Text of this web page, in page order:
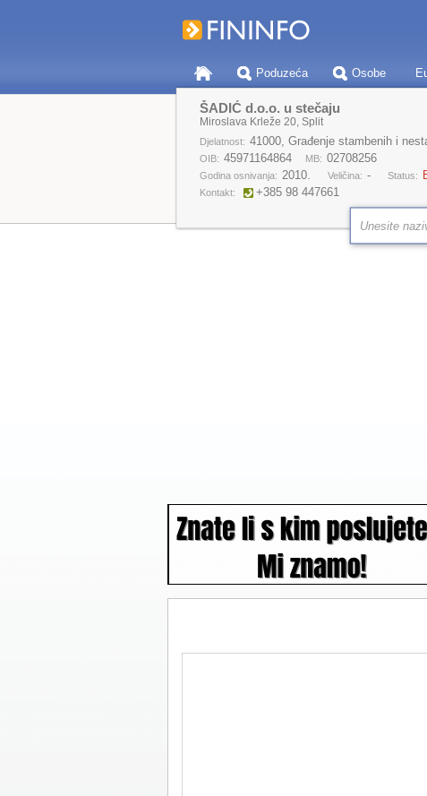
Poduzeća Osobe
ŠADIĆ d.o.o. u stečaju
Miroslava Krleže 20, Split
Djelatnost: 41000, Građenje stambenih i
OIB: 45971164864 MB: 02708256
Godina osnivanja: 2010. Veličina: - Status:
Kontakt: +385 98 447661